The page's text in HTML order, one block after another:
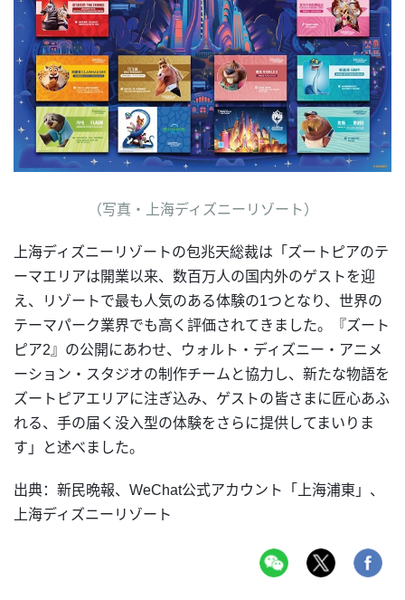
（写真・上海ディズニーリゾート）
上海ディズニーリゾートの包兆天総裁は「ズートピアのテ
ーマエリアは開業以来、数百万人の国内外のゲストを迎
え、リゾートで最も人気のある体験の1つとなり、世界の
テーマパーク業界でも高く評価されてきました。『ズート
ピア2』の公開にあわせ、ウォルト・ディズニー・アニメ
ーション・スタジオの制作チームと協力し、新たな物語を
ズートピアエリアに注ぎ込み、ゲストの皆さまに匠心あふ
れる、手の届く没入型の体験をさらに提供してまいりま
す」と述べました。
出典：新民晩報、WeChat公式アカウント「上海浦東」、
上海ディズニーリゾート